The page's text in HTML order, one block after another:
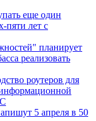
еще один
пяти лет с
планирует
реализовать
роутеров для
5 апреля в 50